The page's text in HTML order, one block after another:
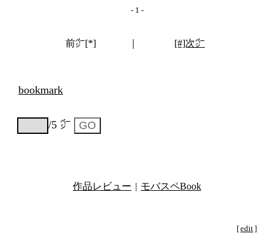
- 1 -
前㌻[*] [#]次㌻
bookmark
/5 ㌻
作品レビュー | モバスペBook
[edit]